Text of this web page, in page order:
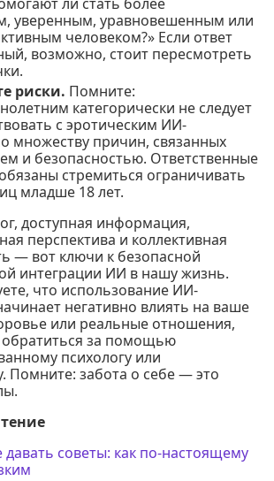
ли стать более
уверенным, уравновешенным или
человеком?» Если ответ
возможно, стоит пересмотреть
риски. Помните:
категорически не следует
с эротическим ИИ-
множеству причин, связанных
и безопасностью. Ответственные
стремиться ограничивать
младше 18 лет.
доступная информация,
перспектива и коллективная
— вот ключи к безопасной
интеграции ИИ в нашу жизнь.
что использование ИИ-
негативно влиять на ваше
или реальные отношения,
обратиться за помощью
психологу или
Помните: забота о себе — это
давать советы: как по-настоящему